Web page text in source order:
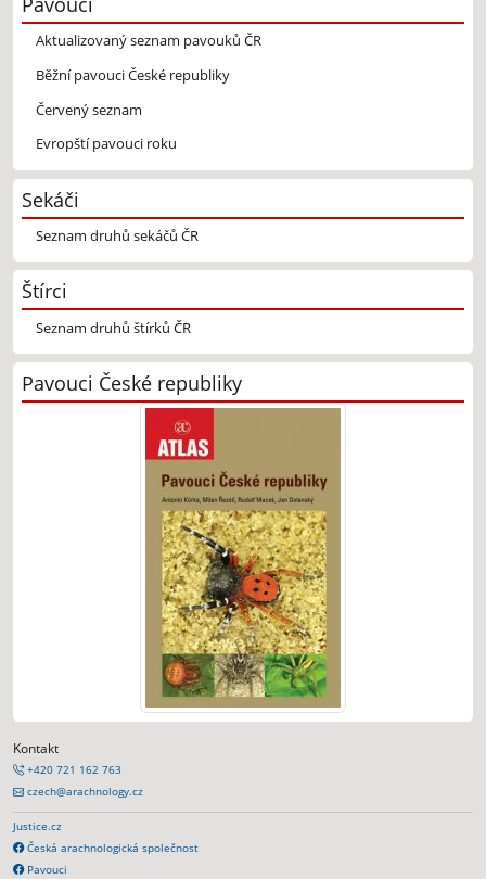
Aktualizovaný seznam pavouků ČR
Běžní pavouci České republiky
Červený seznam
Evropští pavouci roku
Sekáči
Seznam druhů sekáčů ČR
Štírci
Seznam druhů štírků ČR
Pavouci České republiky
Kontakt
+420 721 162 763
czech@arachnology.cz
Justice.cz
Česká arachnologická společnost
Pavouci